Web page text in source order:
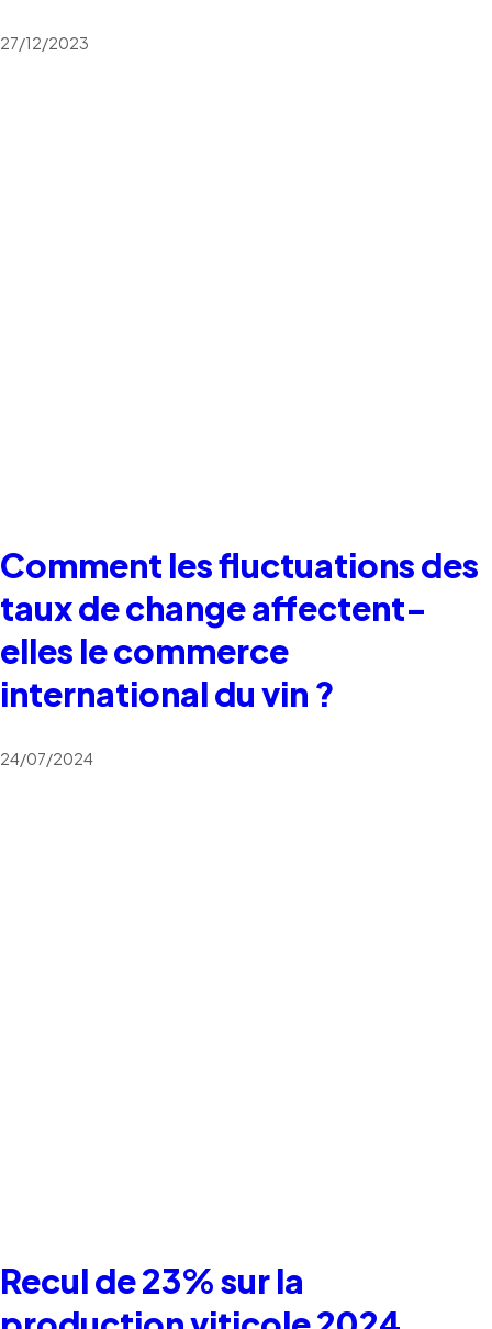
27/12/2023
Comment les fluctuations des
taux de change affectent-
elles le commerce
international du vin ?
24/07/2024
Recul de 23% sur la